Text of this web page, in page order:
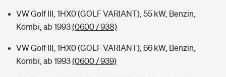
VW Golf III, 1HX0 (GOLF VARIANT), 55 kW, Benzin,
Kombi, ab 1993(0600 / 938)
VW Golf III, 1HX0 (GOLF VARIANT), 66 kW, Benzin,
Kombi, ab 1993(0600 / 939)